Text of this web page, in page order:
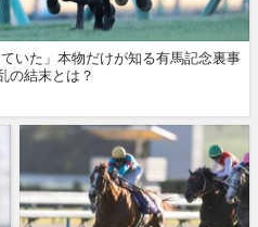
いた」本物だけが知る有馬記念裏事
の結末とは？